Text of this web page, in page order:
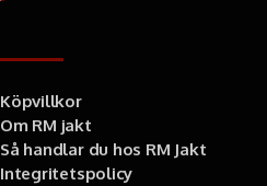
Köpvillkor
Om RM jakt
Så handlar du hos RM Jakt
Integritetspolicy